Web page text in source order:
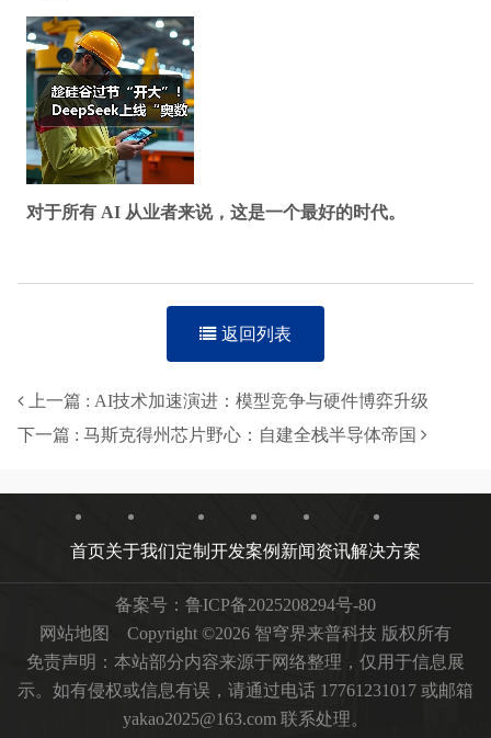
对于所有 AI 从业者来说，这是一个最好的时代。
返回列表
上一篇 : AI技术加速演进：模型竞争与硬件博弈升级
下一篇 : 马斯克得州芯片野心：自建全栈半导体帝国
首页关于我们定制开发案例 新闻资讯解决方案
备案号： 鲁ICP备2025208294号-80
网站地图
Copyright ©2026 智穹界来普科技 版权所有
免责声明：本站部分内容来源于网络整理，仅用于信息展
示。如有侵权或信息有误，请通过电话 17761231017 或邮箱
yakao2025@163.com 联系处理。